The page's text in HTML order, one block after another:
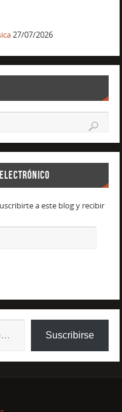
27/07/2026
a este blog y recibir
Suscribirse